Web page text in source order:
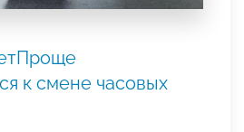
к смене часовых